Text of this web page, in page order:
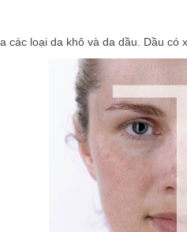
các loại da khô và da dầu. Dầu